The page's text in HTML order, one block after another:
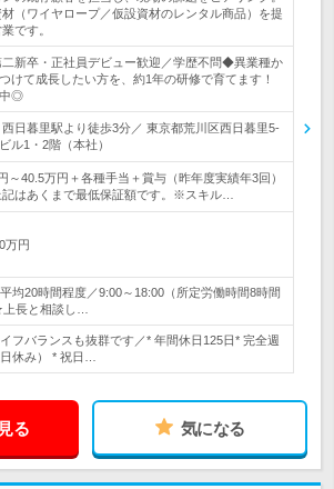
（ワイヤロープ／仮設資材のレンタル商品）を提
です。
新卒・正社員デビュー歓迎／学歴不問◆異業種か
けて成長したい方を、約1年の研修で育てます！
中◎
日暮里駅より徒歩3分／ 東京都荒川区西日暮里5-
ル1・2階（本社）
～40.5万円＋各種手当＋賞与（昨年度実績年3回）
はあくまで最低保証額です。※スキル…
万円
均20時間程度／9:00～18:00（所定労働時間8時間
長と相談し…
フバランスも抜群です／* 年間休日125日* 完全週
休み） * 祝日…
る 気になる